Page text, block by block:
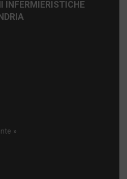
INFERMIERISTICHE
»